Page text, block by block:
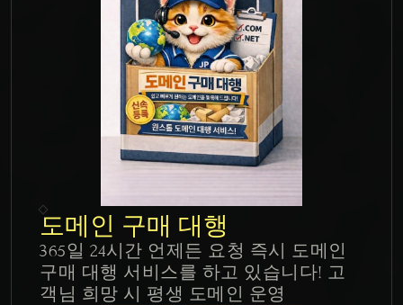
도메인 구매 대행
365일 24시간 언제든 요청 즉시 도메인
구매 대행 서비스를 하고 있습니다! 고
객님 희망 시 평생 도메인 운영